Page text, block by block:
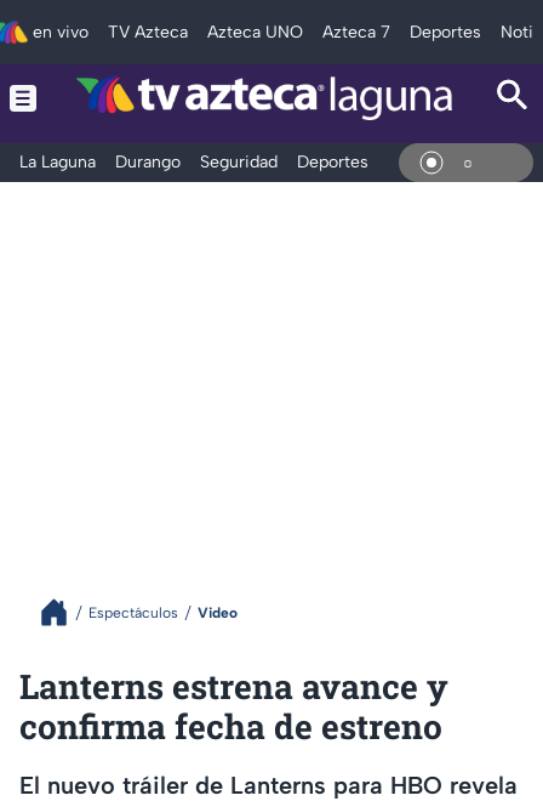
en vivo TV Azteca Azteca UNO Azteca 7 Deportes
La Laguna Durango Seguridad Deportes Entretenimiento En
Espectáculos Video
Lanterns estrena avance y
confirma fecha de estreno
El nuevo tráiler de Lanterns para HBO revela